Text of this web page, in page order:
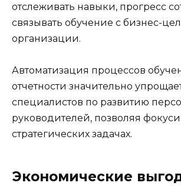
отслеживать навыки, прогресс
связывать обучение с бизнес-
организации.
Автоматизация процессов
отчетности значительно
специалистов по развитию
руководителей, позволяя
стратегических задачах.
Экономические